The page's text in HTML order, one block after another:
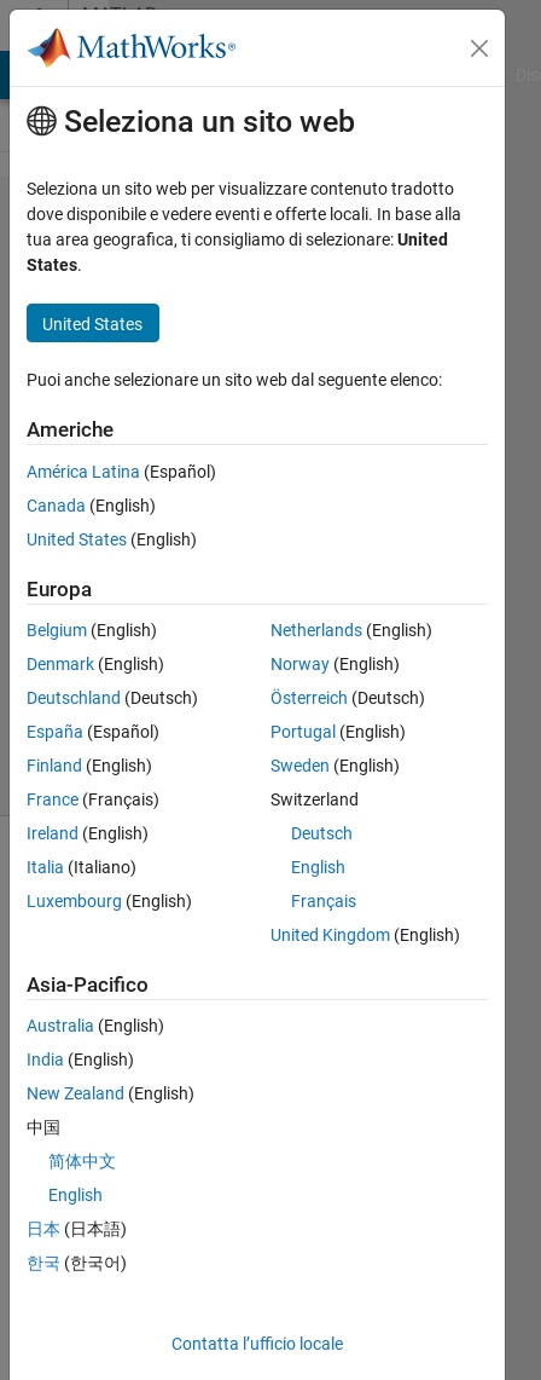
Vai al contenutoMATLAB
Answers
How do I create an input
window (like menu(...)) that
input in the same window?
Nathan
12 Mar
2018
Risposta
13 Mar
2018
1
Visualizzazione
(30 giorni)
am
wor
g
on
an
assi
gn
me
Seleziona un sito web
Seleziona un sito web per visualizzare contenuto tradotto
dove disponibile e vedere eventi e offerte locali. In base alla
tua area geografica, ti consigliamo di selezionare:United
States.
United States
Puoi anche selezionare un sito web dal seguente elenco:
Americhe
América Latina (Español)
Canada (English)
United States (English)
Europa
Belgium (English)
Denmark (English)
Deutschland (Deutsch)
España (Español)
Finland (English)
France (Français)
Ireland (English)
Italia (Italiano)
Luxembourg (English)
Netherlands(English)
Norway(English)
Österreich (Deutsch)
Portugal (English)
Sweden (English)
Switzerland
Deutsch
English
Français
United Kingdom(English)
Asia-Pacifico
Australia (English)
India (English)
New Zealand (English)
中国
简体中文
English
日本 (日本語)
한국 (한국어)
Contatta l’ufficio locale